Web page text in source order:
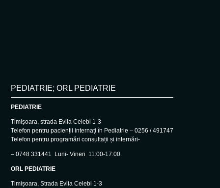
PEDIATRIE; ORL PEDIATRIE
PEDIATRIE
Timișoara, strada Evlia Celebi 1-3
Telefon pentru pacienții internați în Pediatrie – 0256 / 491747
Telefon pentru programări consultații și internări-
– 0748 331441 Luni- Vineri 11:00-17:00.
ORL PEDIATRIE
Timișoara, Strada Evlia Celebi 1-3